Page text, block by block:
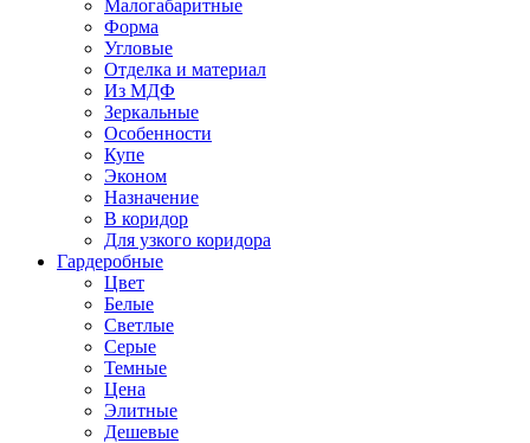
Малогабаритные
Форма
Угловые
Отделка и материал
Из МДФ
Зеркальные
Особенности
Купе
Эконом
Назначение
В коридор
Для узкого коридора
Гардеробные
Цвет
Белые
Светлые
Серые
Темные
Цена
Элитные
Дешевые